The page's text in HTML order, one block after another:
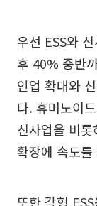
우선 ESS와
후 40% 중반
인업 확대와
다. 휴머노이
신사업을 비
확장에 속도를
또한 각형